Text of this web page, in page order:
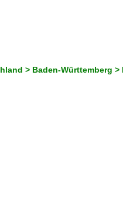
> Baden-Württemberg